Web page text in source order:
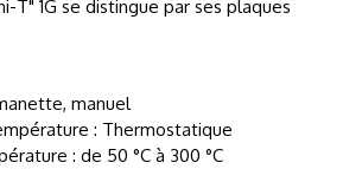
T" 1G se distingue par ses plaques
manuel
: Thermostatique
: de 50 °C à 300 °C